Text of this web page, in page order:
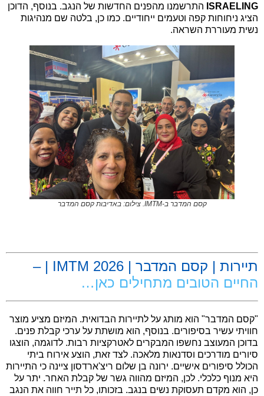
ISRAELING התרשמנו מהפנים החדשות של הנגב. בנוסף, הדוכן
הציג ניחוחות קפה וטעמים ייחודיים. כמו כן, בלטה שם מנהיגות
נשית מעוררת השראה.
קסם המדבר ב-IMTM. צילום: באדיבות קסם המדבר
תיירות | קסם המדבר | IMTM 2026 | –
החיים הטובים מתחילים כאן…
"קסם המדבר" הוא מותג על לתיירות הבדואית. המיזם מציע מוצר
חוויתי עשיר בסיפורים. בנוסף, הוא מושתת על ערכי קבלת פנים.
בדוכן המעוצב נחשפו המבקרים לאטרקציות רבות. לדוגמה, הוצגו
סיורים מודרכים וסדנאות מלאכה. לצד זאת, הוצע אירוח ביתי
הכולל סיפורים אישיים. ירונה בן שלום ריצ'ארדסון ציינה כי התיירות
היא מנוף כלכלי. לכן, המיזם מהווה גשר של קבלת האחר. יתר על
כן, הוא מקדם תעסוקת נשים בנגב. בזכותו, כל תייר חווה את הנגב